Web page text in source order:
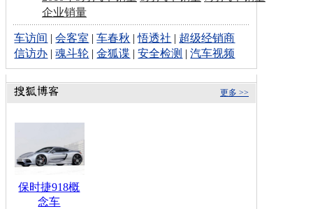
企业销量
车访间 |会客室 |车春秋 |悟透社 | 超级经销商
信访办 |魂斗轮 |金狐谍 |安全检测 |汽车视频
更多 >>
保时捷918概
念车